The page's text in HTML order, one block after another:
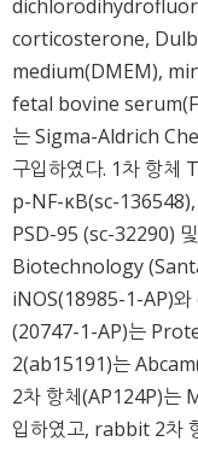
corticosterone,
medium(DMEM),
fetal bovine
는 Sigma-Aldrich
구입하였다. 1차 항체
p-NF-κB(sc-
PSD-95 (sc-32290)
Biotechnology
iNOS(18985-1-AP)
(20747-1-AP)는
2(ab15191)는
2차 항체(AP124P)
입하였고, rabbit 2차